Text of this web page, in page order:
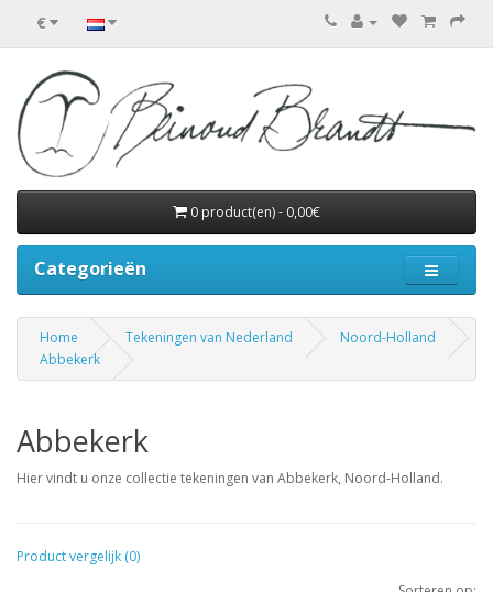
€
0 product(en) - 0,00€
Categorieën
Home Tekeningen van Nederland
Noord-Holland
Abbekerk
Abbekerk
Hier vindt u onze collectie tekeningen van Abbekerk, Noord-Holland.
Product vergelijk (0)